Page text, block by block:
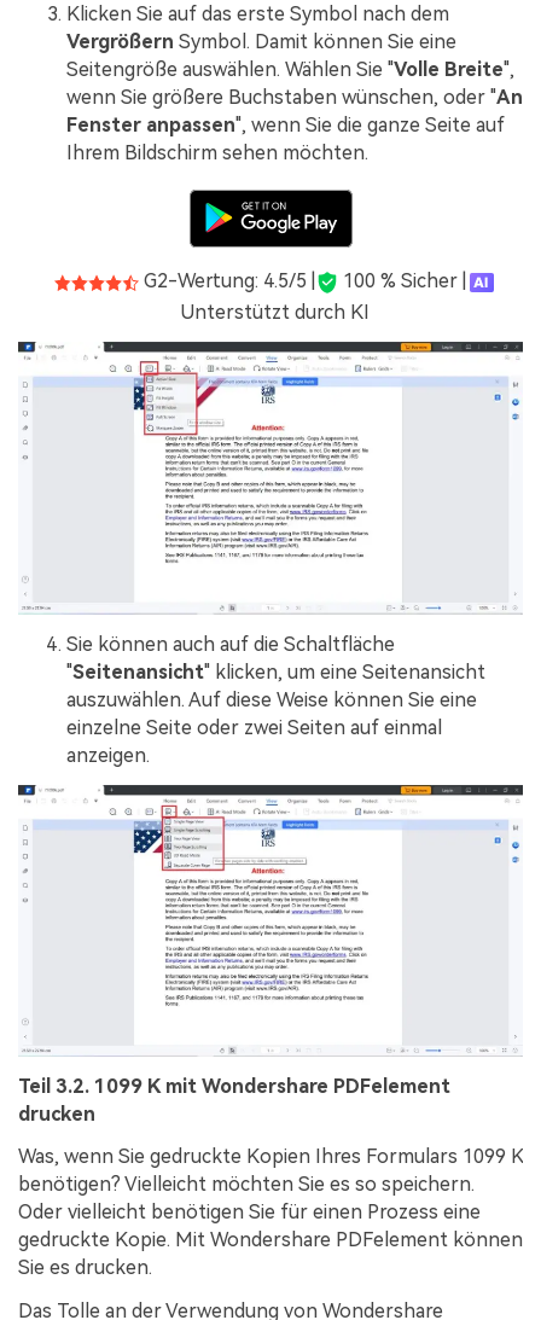
Klicken Sie auf das erste Symbol nach dem
Vergrößern Symbol. Damit können Sie eine
Seitengröße auswählen. Wählen Sie "Volle Breite",
wenn Sie größere Buchstaben wünschen, oder "An
Fenster anpassen", wenn Sie die ganze Seite auf
Ihrem Bildschirm sehen möchten.
G2-Wertung: 4.5/5 |
100 % Sicher |
Unterstützt durch KI
Sie können auch auf die Schaltfläche
"Seitenansicht" klicken, um eine Seitenansicht
auszuwählen. Auf diese Weise können Sie eine
einzelne Seite oder zwei Seiten auf einmal
anzeigen.
Teil 3.2. 1099 K mit Wondershare PDFelement
drucken
Was, wenn Sie gedruckte Kopien Ihres Formulars 1099 K
benötigen? Vielleicht möchten Sie es so speichern.
Oder vielleicht benötigen Sie für einen Prozess eine
gedruckte Kopie. Mit Wondershare PDFelement können
Sie es drucken.
Das Tolle an der Verwendung von Wondershare